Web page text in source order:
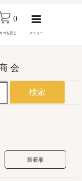
0
カゴを見る メニュー
会
検索
新着順